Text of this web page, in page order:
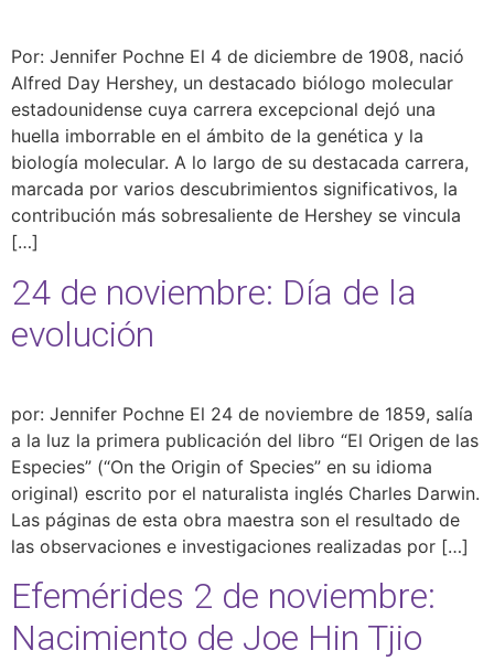
Por: Jennifer Pochne El 4 de diciembre de 1908, nació
Alfred Day Hershey, un destacado biólogo molecular
estadounidense cuya carrera excepcional dejó una
huella imborrable en el ámbito de la genética y la
biología molecular. A lo largo de su destacada carrera,
marcada por varios descubrimientos significativos, la
contribución más sobresaliente de Hershey se vincula
[…]
24 de noviembre: Día de la
evolución
por: Jennifer Pochne El 24 de noviembre de 1859, salía
a la luz la primera publicación del libro “El Origen de las
Especies” (“On the Origin of Species” en su idioma
original) escrito por el naturalista inglés Charles Darwin.
Las páginas de esta obra maestra son el resultado de
las observaciones e investigaciones realizadas por […]
Efemérides 2 de noviembre:
Nacimiento de Joe Hin Tjio